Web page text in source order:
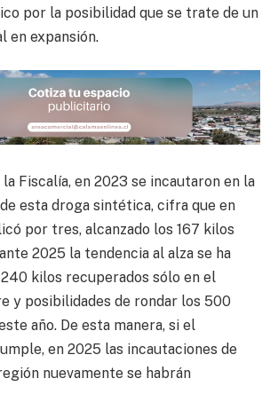
por la posibilidad que se trate de un
en expansión.
Fiscalía, en 2023 se incautaron en la
esta droga sintética, cifra que en
por tres, alcanzado los 167 kilos
2025 la tendencia al alza se ha
kilos recuperados sólo en el
y posibilidades de rondar los 500
año. De esta manera, si el
en 2025 las incautaciones de
nuevamente se habrán